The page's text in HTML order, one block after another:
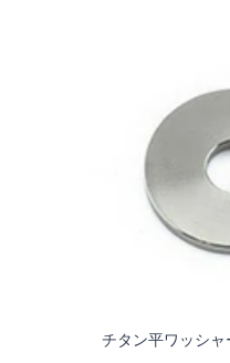
チタン平ワッシ